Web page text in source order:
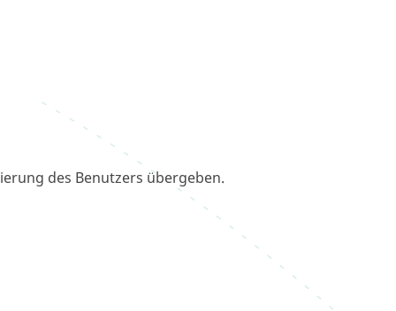
des Benutzers übergeben.